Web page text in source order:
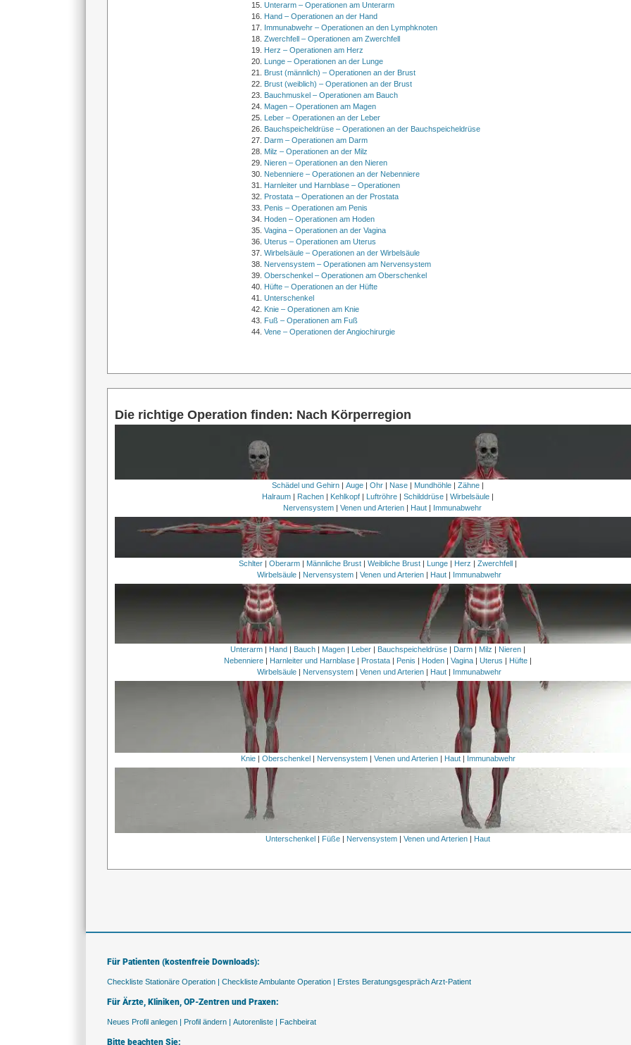
Unterarm – Operationen am Unterarm
Hand – Operationen an der Hand
Immunabwehr – Operationen an den Lymphknoten
Zwerchfell – Operationen am Zwerchfell
Herz – Operationen am Herz
Lunge – Operationen an der Lunge
Brust (männlich) – Operationen an der Brust
Brust (weiblich) – Operationen an der Brust
Bauchmuskel – Operationen am Bauch
Magen – Operationen am Magen
Leber – Operationen an der Leber
Bauchspeicheldrüse – Operationen an der Bauchspeicheldrüse
Darm – Operationen am Darm
Milz – Operationen an der Milz
Nieren – Operationen an den Nieren
Nebenniere – Operationen an der Nebenniere
Harnleiter und Harnblase – Operationen
Prostata – Operationen an der Prostata
Penis – Operationen am Penis
Hoden – Operationen am Hoden
Vagina – Operationen an der Vagina
Uterus – Operationen am Uterus
Wirbelsäule – Operationen an der Wirbelsäule
Nervensystem – Operationen am Nervensystem
Oberschenkel – Operationen am Oberschenkel
Hüfte – Operationen an der Hüfte
Unterschenkel
Knie – Operationen am Knie
Fuß – Operationen am Fuß
Vene – Operationen der Angiochirurgie
Die richtige Operation finden: Nach Körperregion
Schädel und Gehirn |Auge |Ohr | Nase | Mundhöhle |Zähne |
Halraum | Rachen | Kehlkopf | Luftröhre |Schilddrüse |Wirbelsäule |
Nervensystem| Venen und Arterien| Haut| Immunabwehr
Schlter |Oberarm Männliche Brust |Weibliche Brust Lunge Herz |Zwerchfell
Wirbelsäule| Nervensystem| Venen und Arterien| Haut| Immunabwehr
Unterarm | Hand | Bauch | Magen | Leber | Bauchspeicheldrüse | Darm | Milz | Nieren |
Nebenniere | Harnleiter und Harnblase | Prostata | Penis | Hoden |Vagina |Uterus | Hüfte |
Wirbelsäule| Nervensystem| Venen und Arterien| Haut| Immunabwehr
Knie| Oberschenkel Nervensystem| Venen und Arterien| Haut| Immunabwehr
Unterschenkel | Füße | Nervensystem |Venen und Arterien | Haut
Für Patienten (kostenfreie Downloads):
Checkliste Stationäre Operation | Checkliste Ambulante Operation | Erstes Beratungsgespräch Arzt-Patient
Für Ärzte, Kliniken, OP-Zentren und Praxen:
Neues Profil anlegen | Profil ändern | Autorenliste | Fachbeirat
Bitte beachten Sie: